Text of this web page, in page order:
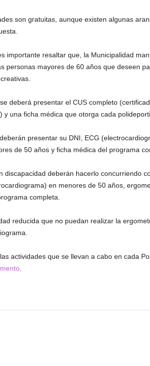
son gratuitas, aunque existen algunas
importante resaltar que, la Municipalidad
personas mayores de 60 años que deseen
deberá presentar el CUS completo
y una ficha médica que otorga cada
presentar su DNI, ECG
de 50 años y ficha médica del programa
discapacidad deberán hacerlo concurriendo
en menores de 50 años,
completa.
reducida que no puedan realizar la
actividades que se llevan a cabo en cada
.